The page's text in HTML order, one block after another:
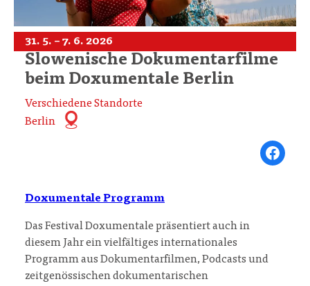
31. 5. – 7. 6. 2026
Slowenische Dokumentarfilme
beim Doxumentale Berlin
Verschiedene Standorte
Berlin
Share on
Doxumentale Programm
Das Festival Doxumentale präsentiert auch in
diesem Jahr ein vielfältiges internationales
Programm aus Dokumentarfilmen, Podcasts und
zeitgenössischen dokumentarischen